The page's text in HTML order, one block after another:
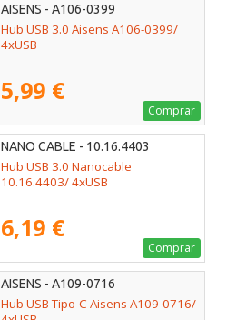
AISENS - A106-0399
Hub USB 3.0 Aisens A106-0399/
4xUSB
5,99 €
Comprar
NANO CABLE - 10.16.4403
Hub USB 3.0 Nanocable
10.16.4403/ 4xUSB
6,19 €
Comprar
AISENS - A109-0716
Hub USB Tipo-C Aisens A109-0716/